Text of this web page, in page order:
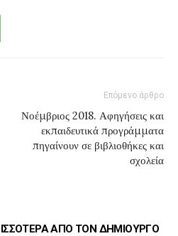
Επόμενο άρθρο
Νοέμβριος 2018. Αφηγήσεις και
εκπαιδευτικά προγράμματα
πηγαίνουν σε βιβλιοθήκες και
σχολεία
ΑΠΟ ΤΟΝ ΔΗΜΙΟΥΡΓΟ